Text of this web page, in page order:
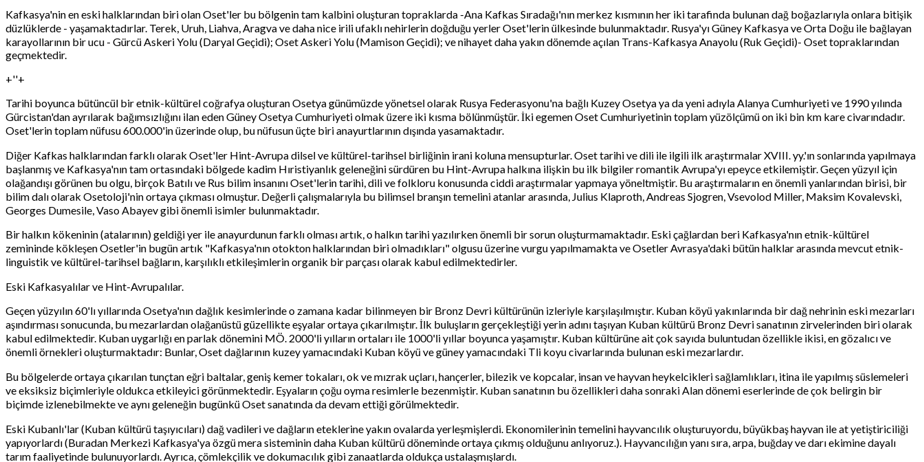
Kafkasya'nin en eski halklarından biri olan Oset'ler bu bölgenin tam kalbini oluşturan topraklarda -Ana Kafkas Sıradağı'nın merkez kısmının her iki tarafinda bulunan dağ boğazlarıyla onlara bitişik
düzlüklerde - yaşamaktadırlar. Terek, Uruh, Liahva, Aragva ve daha nice irili ufaklı nehirlerin doğduğu yerler Oset'lerin ülkesinde bulunmaktadır. Rusya'yı Güney Kafkasya ve Orta Doğu ile bağlayan
karayollarının bir ucu - Gürcü Askeri Yolu (Daryal Geçidi); Oset Askeri Yolu (Mamison Geçidi); ve nihayet daha yakın dönemde açılan Trans-Kafkasya Anayolu (Ruk Geçidi)- Oset topraklarından
geçmektedir.
+''+
Tarihi boyunca bütüncül bir etnik-kültürel coğrafya oluşturan Osetya günümüzde yönetsel olarak Rusya Federasyonu'na bağlı Kuzey Osetya ya da yeni adıyla Alanya Cumhuriyeti ve 1990 yılında
Gürcistan'dan ayrılarak bağımsızlığını ilan eden Güney Osetya Cumhuriyeti olmak üzere iki kısma bölünmüştür. İki egemen Oset Cumhuriyetinin toplam yüzölçümü on iki bin km kare civarındadır.
Oset'lerin toplam nüfusu 600.000'in üzerinde olup, bu nüfusun üçte biri anayurtlarının dışında yasamaktadır.
Diğer Kafkas halklarından farklı olarak Oset'ler Hint-Avrupa dilsel ve kültürel-tarihsel birliğinin irani koluna mensupturlar. Oset tarihi ve dili ile ilgili ilk araştırmalar XVIII. yy.'ın sonlarında yapılmaya
başlanmış ve Kafkasya'nın tam ortasındaki bölgede kadim Hıristiyanlık geleneğini sürdüren bu Hint-Avrupa halkına ilişkin bu ilk bilgiler romantik Avrupa'yı epeyce etkilemiştir. Geçen yüzyıl için
olağandışı görünen bu olgu, birçok Batılı ve Rus bilim insanını Oset'lerin tarihi, dili ve folkloru konusunda ciddi araştırmalar yapmaya yöneltmiştir. Bu araştırmaların en önemli yanlarından birisi, bir
bilim dalı olarak Osetoloji'nin ortaya çıkması olmuştur. Değerli çalışmalarıyla bu bilimsel branşın temelini atanlar arasında, Julius Klaproth, Andreas Sjogren, Vsevolod Miller, Maksim Kovalevski,
Georges Dumesile, Vaso Abayev gibi önemli isimler bulunmaktadır.
Bir halkın kökeninin (atalarının) geldiği yer ile anayurdunun farklı olması artık, o halkın tarihi yazılırken önemli bir sorun oluşturmamaktadır. Eski çağlardan beri Kafkasya'nın etnik-kültürel
zemininde kökleşen Osetler'in bugün artık "Kafkasya'nın otokton halklarından biri olmadıkları" olgusu üzerine vurgu yapılmamakta ve Osetler Avrasya'daki bütün halklar arasında mevcut etnik-
linguistik ve kültürel-tarihsel bağların, karşılıklı etkileşimlerin organik bir parçası olarak kabul edilmektedirler.
Eski Kafkasyalılar ve Hint-Avrupalılar.
Geçen yüzyılın 60'lı yıllarında Osetya'nın dağlık kesimlerinde o zamana kadar bilinmeyen bir Bronz Devri kültürünün izleriyle karşılaşılmıştır. Kuban köyü yakınlarında bir dağ nehrinin eski mezarları
aşındırması sonucunda, bu mezarlardan olağanüstü güzellikte eşyalar ortaya çıkarılmıştır. İlk buluşların gerçekleştiği yerin adını taşıyan Kuban kültürü Bronz Devri sanatının zirvelerinden biri olarak
kabul edilmektedir. Kuban uygarlığı en parlak dönemini MÖ. 2000'li yılların ortaları ile 1000'li yıllar boyunca yaşamıştır. Kuban kültürüne ait çok sayıda buluntudan özellikle ikisi, en gözalıcı ve
önemli örnekleri oluşturmaktadır: Bunlar, Oset dağlarının kuzey yamacındaki Kuban köyü ve güney yamacındaki Tli koyu civarlarında bulunan eski mezarlardır.
Bu bölgelerde ortaya çıkarılan tunçtan eğri baltalar, geniş kemer tokaları, ok ve mızrak uçları, hançerler, bilezik ve kopcalar, insan ve hayvan heykelcikleri sağlamlıkları, itina ile yapılmış süslemeleri
ve eksiksiz biçimleriyle oldukca etkileyici görünmektedir. Eşyaların çoğu oyma resimlerle bezenmiştir. Kuban sanatının bu özellikleri daha sonraki Alan dönemi eserlerinde de çok belirgin bir
biçimde izlenebilmekte ve aynı geleneğin bugünkü Oset sanatında da devam ettiği görülmektedir.
Eski Kubanlı'lar (Kuban kültürü taşıyıcıları) dağ vadileri ve dağların eteklerine yakın ovalarda yerleşmişlerdi. Ekonomilerinin temelini hayvancılık oluşturuyordu, büyükbaş hayvan ile at yetiştiriciliği
yapıyorlardı (Buradan Merkezi Kafkasya'ya özgü mera sisteminin daha Kuban kültürü döneminde ortaya çıkmış olduğunu anlıyoruz.). Hayvancılığın yanı sıra, arpa, buğday ve darı ekimine dayalı
tarım faaliyetinde bulunuyorlardı. Ayrıca, çömlekçilik ve dokumacılık gibi zanaatlarda oldukça ustalaşmışlardı.